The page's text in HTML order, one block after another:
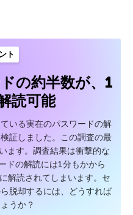
ト
の約半数が、1
読可能
いる実在のパスワードの解
証しました。この調査の最
ます。調査結果は衝撃的な
ドの解読には1分もかから
解読されてしまいます。セ
脱却するには、どうすれば
うか？